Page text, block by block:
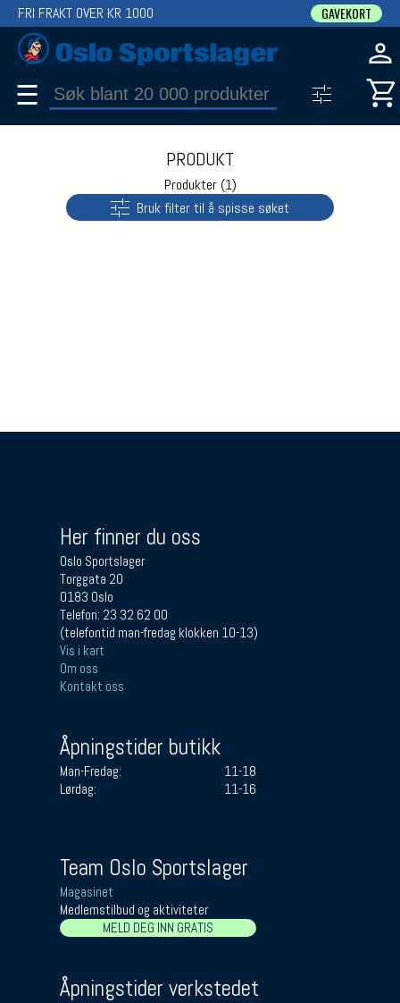
FRI FRAKT OVER KR 1000 GAVEKORT
☰
PRODUKT
Produkter (1)
Bruk filter til å spisse søket
Her finner du oss
Oslo Sportslager
Torggata 20
0183 Oslo
Telefon: 23 32 62 00
(telefontid man-fredag klokken 10-13)
Vis i kart
Om oss
Kontakt oss
Åpningstider butikk
Man-Fredag:
11-18
Lørdag:
11-16
Team Oslo Sportslager
Magasinet
Medlemstilbud og aktiviteter
MELD DEG INN GRATIS
Åpningstider verkstedet